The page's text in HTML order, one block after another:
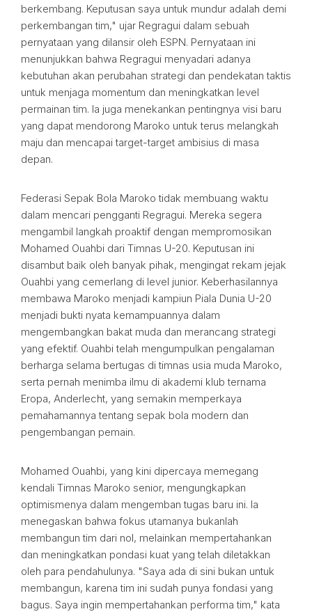
berkembang. Keputusan saya untuk mundur adalah demi
perkembangan tim," ujar Regragui dalam sebuah
pernyataan yang dilansir oleh ESPN. Pernyataan ini
menunjukkan bahwa Regragui menyadari adanya
kebutuhan akan perubahan strategi dan pendekatan taktis
untuk menjaga momentum dan meningkatkan level
permainan tim. Ia juga menekankan pentingnya visi baru
yang dapat mendorong Maroko untuk terus melangkah
maju dan mencapai target-target ambisius di masa
depan.
Federasi Sepak Bola Maroko tidak membuang waktu
dalam mencari pengganti Regragui. Mereka segera
mengambil langkah proaktif dengan mempromosikan
Mohamed Ouahbi dari Timnas U-20. Keputusan ini
disambut baik oleh banyak pihak, mengingat rekam jejak
Ouahbi yang cemerlang di level junior. Keberhasilannya
membawa Maroko menjadi kampiun Piala Dunia U-20
menjadi bukti nyata kemampuannya dalam
mengembangkan bakat muda dan merancang strategi
yang efektif. Ouahbi telah mengumpulkan pengalaman
berharga selama bertugas di timnas usia muda Maroko,
serta pernah menimba ilmu di akademi klub ternama
Eropa, Anderlecht, yang semakin memperkaya
pemahamannya tentang sepak bola modern dan
pengembangan pemain.
Mohamed Ouahbi, yang kini dipercaya memegang
kendali Timnas Maroko senior, mengungkapkan
optimismenya dalam mengemban tugas baru ini. Ia
menegaskan bahwa fokus utamanya bukanlah
membangun tim dari nol, melainkan mempertahankan
dan meningkatkan pondasi kuat yang telah diletakkan
oleh para pendahulunya. "Saya ada di sini bukan untuk
membangun, karena tim ini sudah punya fondasi yang
bagus. Saya ingin mempertahankan performa tim," kata